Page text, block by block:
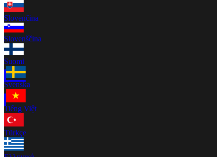
Slovenčina
Slovenščina
Suomi
Svenska
Tiếng Việt
Türkçe